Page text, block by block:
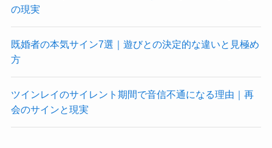
の現実
既婚者の本気サイン7選｜遊びとの決定的な違いと見極め
方
ツインレイのサイレント期間で音信不通になる理由｜再
会のサインと現実